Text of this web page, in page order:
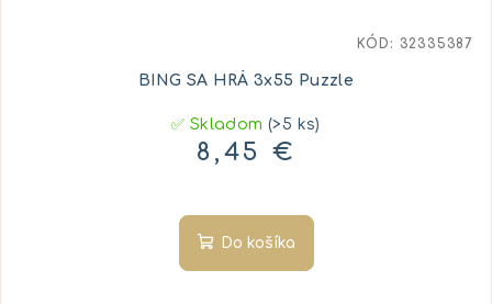
BING SA HRÁ 3x55 Puzzle
✅ Skladom(>5 ks)
8,45 €
Do košíka
KÓD: 32335387